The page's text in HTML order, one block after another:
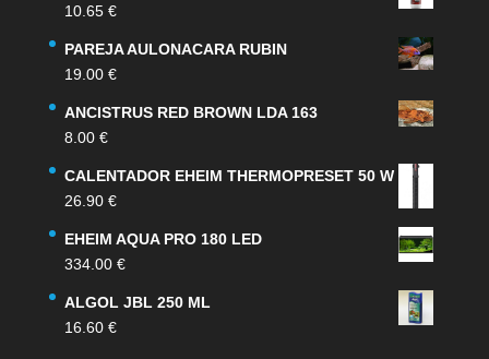
10.65 €
PAREJA AULONACARA RUBIN
19.00 €
ANCISTRUS RED BROWN LDA 163
8.00 €
CALENTADOR EHEIM THERMOPRESET 50 W
26.90 €
EHEIM AQUA PRO 180 LED
334.00 €
ALGOL JBL 250 ML
16.60 €